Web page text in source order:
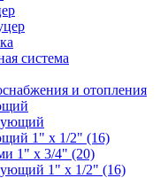
система
и отопления
1" х 1/2" (16)
1" х 3/4" (20)
1" х 1/2" (16)